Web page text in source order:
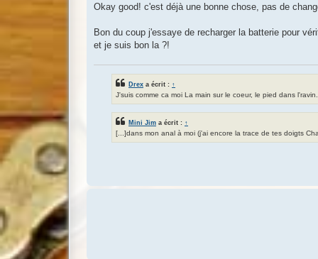
s
g
Okay good! c'est déjà une bonne chose, pas de
Bon du coup j'essaye de recharger la batterie pour
et je suis bon la ?!
Drex a écrit : ↑
J'suis comme ca moi La main sur le coeur, le pied dans l'ravin.
Mini Jim a écrit : ↑
[...]dans mon anal à moi (j'ai encore la trace de tes doigts